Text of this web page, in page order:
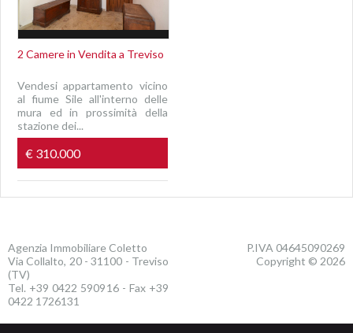
2 Camere in Vendita a Treviso
Vendesi appartamento vicino
al fiume Sile all'interno delle
mura ed in prossimità della
stazione dei...
€ 310.000
Agenzia Immobiliare Coletto
Via Collalto, 20 - 31100 - Treviso
(TV)
Tel. +39 0422 590916 - Fax +39
0422 1726131
P.IVA 04645090269
Copyright © 2026